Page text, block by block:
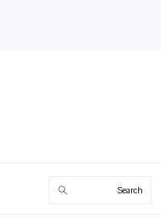
Search